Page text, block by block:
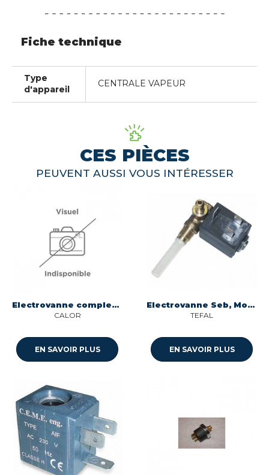
Fiche technique
Type
d'appareil
CENTRALE VAPEUR
CES PIÈCES
PEUVENT AUSSI VOUS INTÉRESSER
Electrovanne complete vapeur pour centrale vapeur Calor CS-00143087
CALOR
EN SAVOIR PLUS
Electrovanne Seb, Moulinex, Krups, Tefal, Rowenta
TEFAL
EN SAVOIR PLUS